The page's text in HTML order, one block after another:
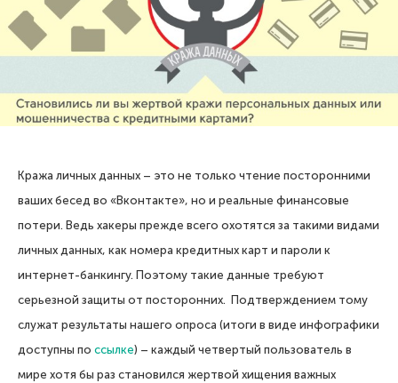
Кража личных данных – это не только чтение посторонними
ваших бесед во «Вконтакте», но и реальные финансовые
потери. Ведь хакеры прежде всего охотятся за такими видами
личных данных, как номера кредитных карт и пароли к
интернет-банкингу. Поэтому такие данные требуют
серьезной защиты от посторонних. Подтверждением тому
служат результаты нашего опроса (итоги в виде инфографики
доступны по ссылке) – каждый четвертый пользователь в
мире хотя бы раз становился жертвой хищения важных